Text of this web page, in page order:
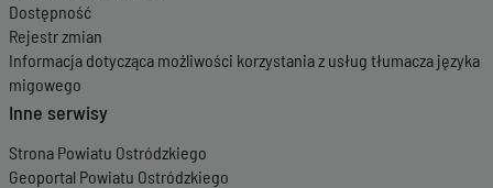
Dostępność
Rejestr zmian
Informacja dotycząca możliwości korzystania z usług tłumacza języka
migowego
Inne serwisy
Strona Powiatu Ostródzkiego
Geoportal Powiatu Ostródzkiego